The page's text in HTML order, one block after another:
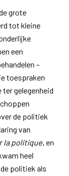
grote
tot kleine
een
–
toespraken
gelegenheid
de politiek
van
la politique, en
heel
politiek als